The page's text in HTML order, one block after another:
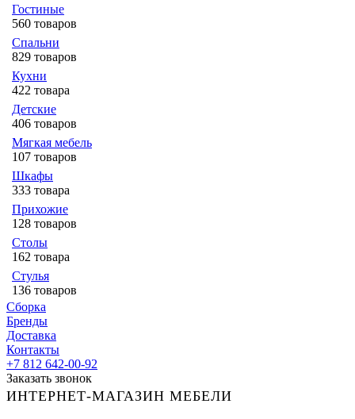
Гостиные
560 товаров
Спальни
829 товаров
Кухни
422 товара
Детские
406 товаров
Мягкая мебель
107 товаров
Шкафы
333 товара
Прихожие
128 товаров
Столы
162 товара
Стулья
136 товаров
Сборка
Бренды
Доставка
Контакты
+7 812 642-00-92
Заказать звонок
ИНТЕРНЕТ-МАГАЗИН МЕБЕЛИ